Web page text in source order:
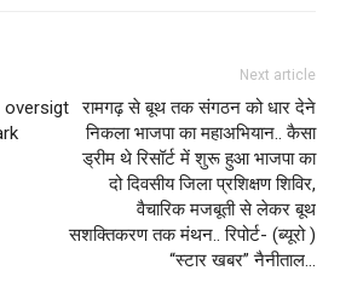
oversigt
Next article
रामगढ़ से बूथ तक संगठन को धार देने
निकला भाजपा का महाअभियान.. कैसा
ड्रीम थे रिसॉर्ट में शुरू हुआ भाजपा का
दो दिवसीय जिला प्रशिक्षण शिविर,
वैचारिक मजबूती से लेकर बूथ
सशक्तिकरण तक मंथन.. रिपोर्ट- (ब्यूरो )
“स्टार खबर” नैनीताल…